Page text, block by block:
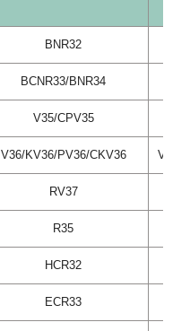
BNR32
BCNR33/BNR34
V35/CPV35
V36/KV36/PV36/CKV36
RV37
R35
HCR32
ECR33